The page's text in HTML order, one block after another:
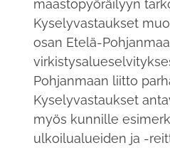
maastopyöräilyyn
Kyselyvastaukset
osan Etelä-
Pohjanmaan liitto
Kyselyvastaukset
myös kunnille
ulkoilualueiden ja -